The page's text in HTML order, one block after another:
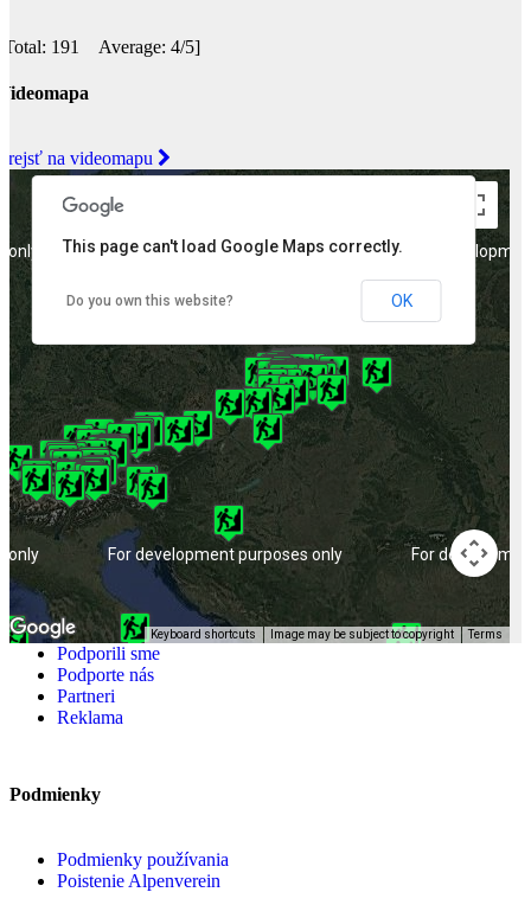
191 Average: 4/5]
na videomapu
For development purposes only
only
For development purposes only For
For
Keyboard shortcuts Image may be subject to copyright Terms
This page can't load Google Maps correctly.
Do you own this website? OK
Podporili sme
Podporte nás
Partneri
Reklama
Podmienky
Podmienky používania
Poistenie Alpenverein